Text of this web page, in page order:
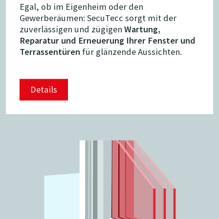
Egal, ob im Eigenheim oder den
Gewerberäumen: SecuTecc sorgt mit der
zuverlässigen und zügigen Wartung,
Reparatur und Erneuerung Ihrer Fenster und
Terrassentüren für glänzende Aussichten.
Details